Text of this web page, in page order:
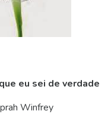
eu sei de verdade
Winfrey